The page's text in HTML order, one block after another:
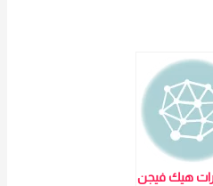
هيك فيجن